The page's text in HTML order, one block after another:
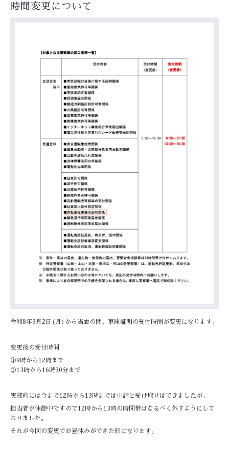
時間変更について
令和8年3月2日(月)から当面の間、車庫証明の受付時間が変更になります。
変更後の受付時間
①9時から12時まで
②13時から16時30分まで
実務的には今まで12時から13時までは申請と受け取りはできましたが、
担当者が休憩中ですので12時から13時の時間帯はなるべく外すようにして
おりました。
それが今回の変更でお昼休みができた形になります。